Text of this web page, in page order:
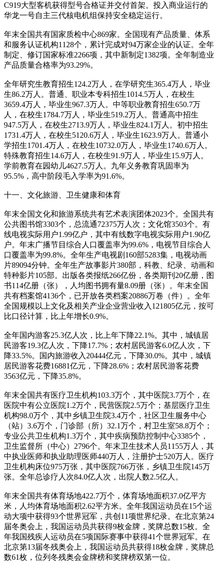
C919大型客机获得型号合格证并交付首架。投入商业运行的
华龙一号自主三代核电机组保持安全稳定运行。
年末全国共有国家质检中心869家。全国现有产品质量、体系
和服务认证机构1128个，累计完成对94万家企业的认证。全年
制定、修订国家标准2266项，其中新制定1382项。全年制造业
产品质量合格率为93.29%。
全年研究生教育招生124.2万人，在学研究生365.4万人，毕业
生86.2万人。普通、职业本专科招生1014.5万人，在校生
3659.4万人，毕业生967.3万人。中等职业教育招生650.7万
人，在校生1784.7万人，毕业生519.2万人。普通高中招生
947.5万人，在校生2713.9万人，毕业生824.1万人。初中招生
1731.4万人，在校生5120.6万人，毕业生1623.9万人。普通小
学招生1701.4万人，在校生10732.0万人，毕业生1740.6万人。
特殊教育招生14.6万人，在校生91.9万人，毕业生15.9万人。
学前教育在园幼儿4627.5万人。九年义务教育巩固率为
95.5%，高中阶段毛入学率为91.6%。
十一、文化旅游、卫生健康和体育
年末全国文化和旅游系统共有艺术表演团体2023个。全国共有
公共图书馆3303个，总流通72375万人次；文化馆3503个。有
线电视实际用户1.99亿户，其中有线数字电视实际用户1.90亿
户。年末广播节目综合人口覆盖率为99.6%，电视节目综合人
口覆盖率为99.8%。全年生产电视剧160部5283集，电视动画
片89094分钟。全年生产故事影片380部，科教、纪录、动画和
特种影片105部。出版各类报纸266亿份，各类期刊20亿册，图
书114亿册（张），人均图书拥有量8.09册（张）。年末全国
共有档案馆4136个，已开放各类档案20886万卷（件）。全年
全国规模以上文化及相关产业企业营业收入121805亿元，按可
比口径计算，比上年增长0.9%。
全年国内游客25.3亿人次，比上年下降22.1%。其中，城镇居
民游客19.3亿人次，下降17.7%；农村居民游客6.0亿人次，下
降33.5%。国内旅游收入20444亿元，下降30.0%。其中，城镇
居民游客花费16881亿元，下降28.6%；农村居民游客花费
3563亿元，下降35.8%。
年末全国共有医疗卫生机构103.3万个，其中医院3.7万个，在
医院中有公立医院1.2万个，民营医院2.5万个；基层医疗卫生
机构98.0万个，其中乡镇卫生院3.4万个，社区卫生服务中心
（站）3.6万个，门诊部（所）32.1万个，村卫生室58.8万个；
专业公共卫生机构1.3万个，其中疾病预防控制中心3385个，
卫生监督所（中心）2796个。年末卫生技术人员1155万人，其
中执业医师和执业助理医师440万人，注册护士520万人。医疗
卫生机构床位975万张，其中医院766万张，乡镇卫生院145万
张。全年总诊疗人次84.0亿人次，出院人数2.5亿人。
年末全国共有体育场地422.7万个，体育场地面积37.0亿平方
米，人均体育场地面积2.62平方米。全年我国运动员在15个运
动大项中获得93个世界冠军，共创11项世界纪录。在北京第24
届冬奥会上，我国运动员共获得9枚金牌，奖牌总数15枚。全
年我国残疾人运动员在5项国际赛事中获得41个世界冠军。在
北京第13届冬残奥会上，我国运动员共获得18枚金牌，奖牌总
数61枚，位列冬残奥会金牌榜和奖牌榜双第一位。